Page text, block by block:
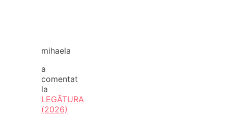
mihaela
a
comentat
la
LEGĂTURA
(2026)